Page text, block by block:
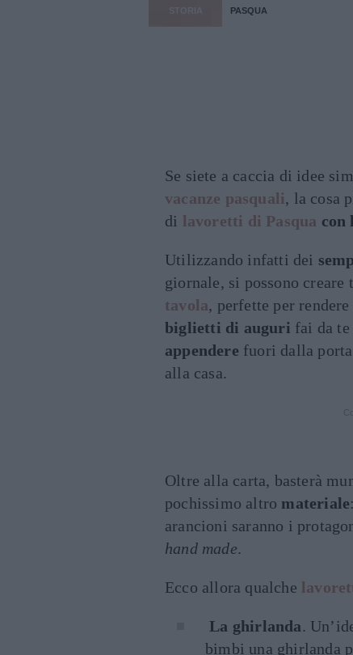
PASQUA
Se siete a caccia di idee
vacanze pasquali, la cosa
di lavoretti di Pasqua con
Utilizzando infatti dei
giornale, si possono creare
tavola, perfette per
biglietti di auguri fai da
appendere fuori dalla
alla casa.
Oltre alla carta, basterà
pochissimo altro materiale:
arancioni saranno i
hand made.
Ecco allora qualche
La ghirlanda.
bimbi una ghirlanda